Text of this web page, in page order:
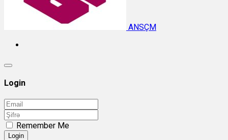
ANSÇM
Login
Remember Me
Login